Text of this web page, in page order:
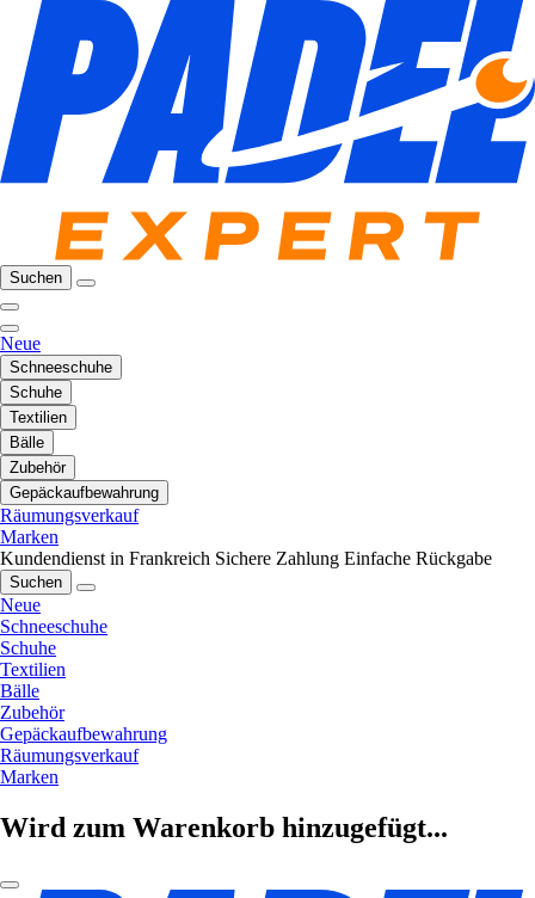
Suchen
Neue
Schneeschuhe
Schuhe
Textilien
Bälle
Zubehör
Gepäckaufbewahrung
Räumungsverkauf
Marken
Kundendienst in Frankreich Sichere Zahlung Einfache Rückgabe
Suchen
Neue
Schneeschuhe
Schuhe
Textilien
Bälle
Zubehör
Gepäckaufbewahrung
Räumungsverkauf
Marken
Wird zum Warenkorb hinzugefügt...